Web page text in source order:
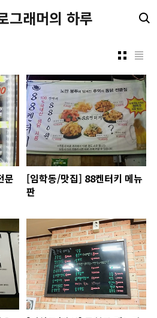
그래머의 하루
문
[임학동/맛집] 88켄터키 메뉴
판